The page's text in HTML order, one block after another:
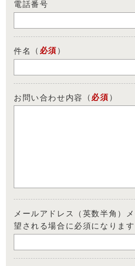
電話番号
件名 （ 必須 ）
お問い合わせ内容 （ 必須 ）
メールアドレス（英数半角）
望される場合に必須になります